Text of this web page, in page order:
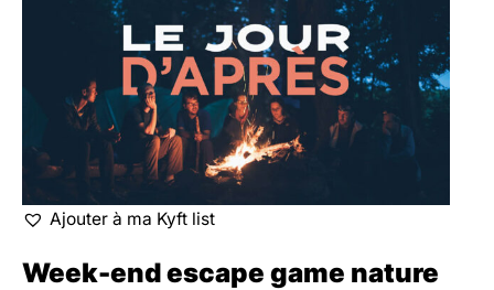
Ajouter à ma Kyft list
Week-end escape game nature